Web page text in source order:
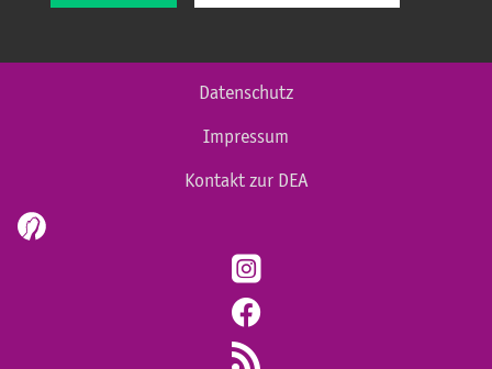
Datenschutz
Impressum
Kontakt zur DEA